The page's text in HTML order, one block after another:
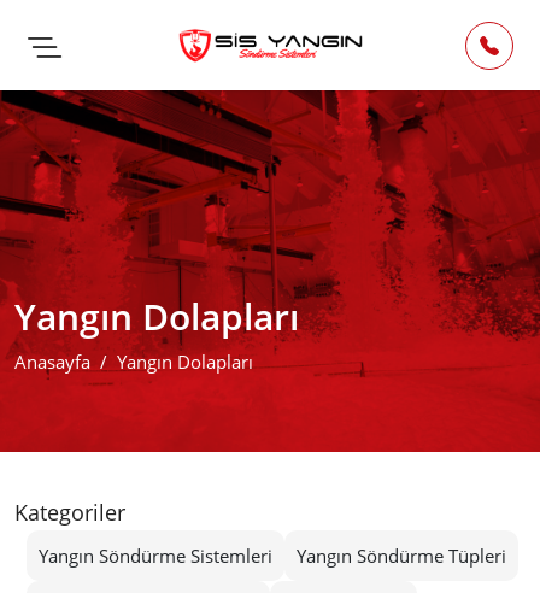
Yangın Dolapları
Anasayfa Yangın Dolapları
Kategoriler
Yangın Söndürme Sistemleri Yangın Söndürme Tüpleri